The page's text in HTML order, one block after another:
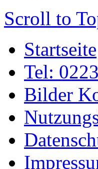
Scroll to
Startseite
Tel:
Bilder